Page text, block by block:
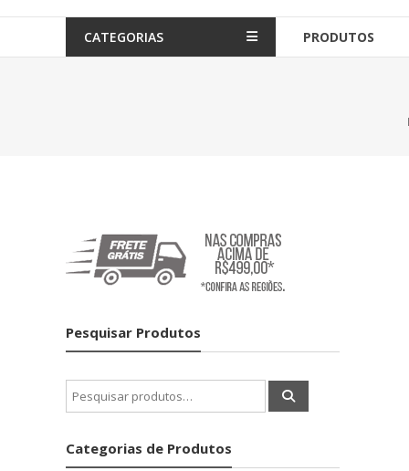
CATEGORIAS PRODUTOS
Pesquisar Produtos
por:
Categorias de Produtos